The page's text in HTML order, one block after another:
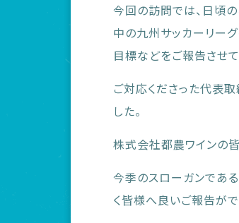
今回の訪問では、日頃
中の九州サッカーリー
目標などをご報告させ
ご対応くださった代表
した。
株式会社都農ワインの
今季のスローガンであ
く皆様へ良いご報告がで